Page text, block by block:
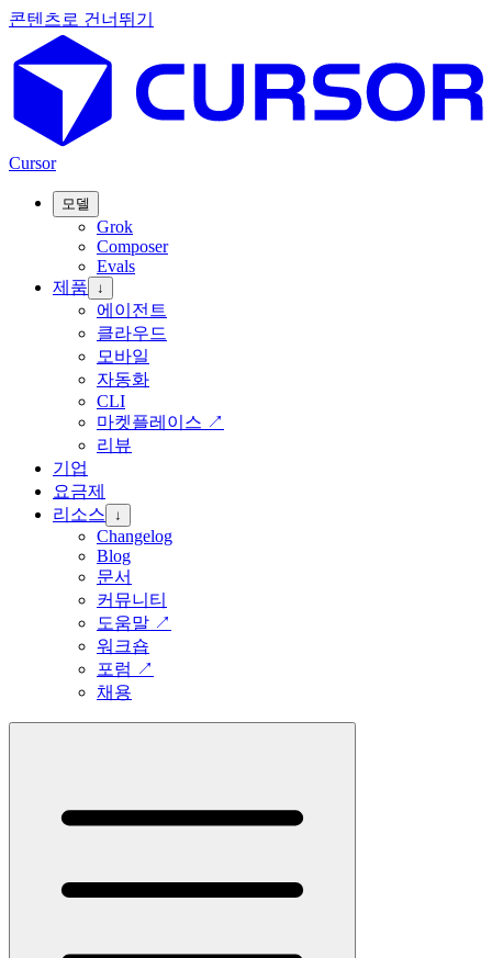
콘텐츠로 건너뛰기
Cursor
모델
Grok
Composer
Evals
제품
↓
에이전트
클라우드
모바일
자동화
CLI
마켓플레이스 ↗
리뷰
기업
요금제
리소스
↓
Changelog
Blog
문서
커뮤니티
도움말 ↗
워크숍
포럼 ↗
채용